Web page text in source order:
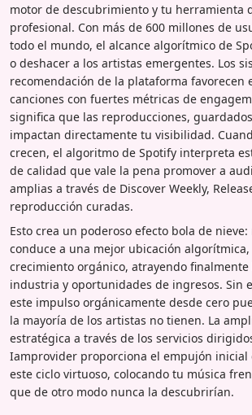
motor de descubrimiento y tu herramienta
profesional. Con más de 600 millones de
todo el mundo, el alcance algorítmico de
o deshacer a los artistas emergentes. Los
recomendación de la plataforma favorecen
canciones con fuertes métricas de
significa que las reproducciones,
impactan directamente tu visibilidad.
crecen, el algoritmo de Spotify interpreta
de calidad que vale la pena promover a
amplias a través de Discover Weekly,
reproducción curadas.
Esto crea un poderoso efecto bola de
conduce a una mejor ubicación
crecimiento orgánico, atrayendo
industria y oportunidades de ingresos. Sin
este impulso orgánicamente desde cero
la mayoría de los artistas no tienen. La
estratégica a través de los servicios
Iamprovider proporciona el empujón inicial
este ciclo virtuoso, colocando tu música
que de otro modo nunca la descubrirían.